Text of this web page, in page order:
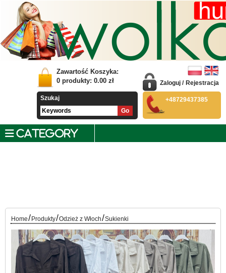
Zawartość Koszyka:
0 produkty: 0.00 zł
Szukaj
Zaloguj / Rejestracja
+48729437385
CATEGORY
Home/ Produkty/Odzież z Włoch/Sukienki